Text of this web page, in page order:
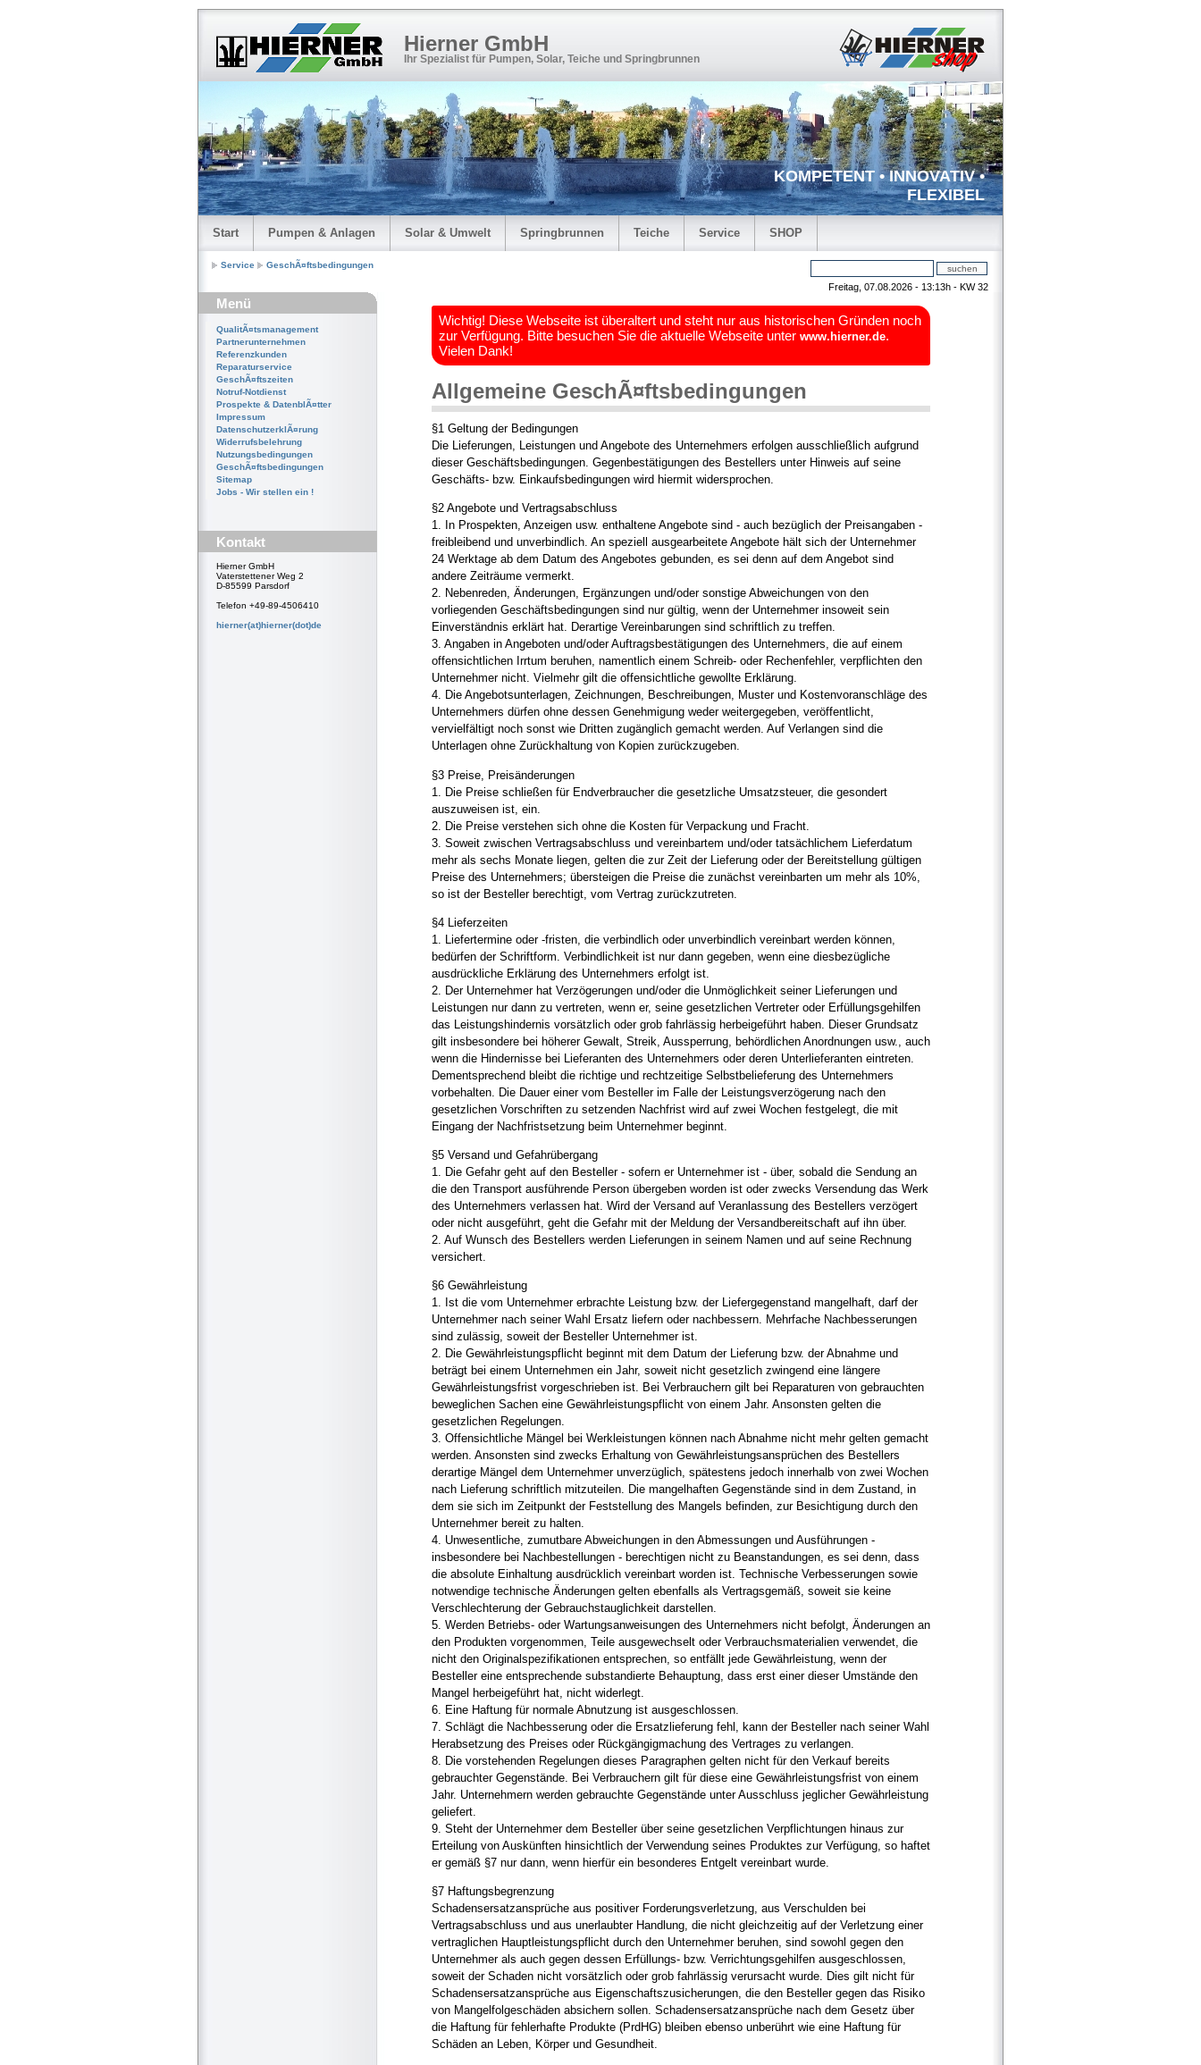
Hierner GmbH
Ihr Spezialist für Pumpen, Solar, Teiche und Springbrunnen
KOMPETENT • INNOVATIV •
FLEXIBEL
Start Pumpen & Anlagen Solar & Umwelt Springbrunnen Teiche Service SHOP
Service GeschÃ¤ftsbedingungen
Freitag, 07.08.2026 - 13:13h - KW 32
Menü
QualitÃ¤tsmanagement
Partnerunternehmen
Referenzkunden
Reparaturservice
GeschÃ¤ftszeiten
Notruf-Notdienst
Prospekte & DatenblÃ¤tter
Impressum
DatenschutzerklÃ¤rung
Widerrufsbelehrung
Nutzungsbedingungen
GeschÃ¤ftsbedingungen
Sitemap
Jobs - Wir stellen ein !
Kontakt
Hierner GmbH
Vaterstettener Weg 2
D-85599 Parsdorf
Telefon +49-89-4506410
hierner(at)hierner(dot)de
Wichtig! Diese Webseite ist überaltert und steht nur aus historischen Gründen noch
zur Verfügung. Bitte besuchen Sie die aktuelle Webseite unter www.hierner.de.
Vielen Dank!
Allgemeine GeschÃ¤ftsbedingungen
§1 Geltung der Bedingungen
Die Lieferungen, Leistungen und Angebote des Unternehmers erfolgen ausschließlich aufgrund
dieser Geschäftsbedingungen. Gegenbestätigungen des Bestellers unter Hinweis auf seine
Geschäfts- bzw. Einkaufsbedingungen wird hiermit widersprochen.
§2 Angebote und Vertragsabschluss
1. In Prospekten, Anzeigen usw. enthaltene Angebote sind - auch bezüglich der Preisangaben -
freibleibend und unverbindlich. An speziell ausgearbeitete Angebote hält sich der Unternehmer
24 Werktage ab dem Datum des Angebotes gebunden, es sei denn auf dem Angebot sind
andere Zeiträume vermerkt.
2. Nebenreden, Änderungen, Ergänzungen und/oder sonstige Abweichungen von den
vorliegenden Geschäftsbedingungen sind nur gültig, wenn der Unternehmer insoweit sein
Einverständnis erklärt hat. Derartige Vereinbarungen sind schriftlich zu treffen.
3. Angaben in Angeboten und/oder Auftragsbestätigungen des Unternehmers, die auf einem
offensichtlichen Irrtum beruhen, namentlich einem Schreib- oder Rechenfehler, verpflichten den
Unternehmer nicht. Vielmehr gilt die offensichtliche gewollte Erklärung.
4. Die Angebotsunterlagen, Zeichnungen, Beschreibungen, Muster und Kostenvoranschläge des
Unternehmers dürfen ohne dessen Genehmigung weder weitergegeben, veröffentlicht,
vervielfältigt noch sonst wie Dritten zugänglich gemacht werden. Auf Verlangen sind die
Unterlagen ohne Zurückhaltung von Kopien zurückzugeben.
§3 Preise, Preisänderungen
1. Die Preise schließen für Endverbraucher die gesetzliche Umsatzsteuer, die gesondert
auszuweisen ist, ein.
2. Die Preise verstehen sich ohne die Kosten für Verpackung und Fracht.
3. Soweit zwischen Vertragsabschluss und vereinbartem und/oder tatsächlichem Lieferdatum
mehr als sechs Monate liegen, gelten die zur Zeit der Lieferung oder der Bereitstellung gültigen
Preise des Unternehmers; übersteigen die Preise die zunächst vereinbarten um mehr als 10%,
so ist der Besteller berechtigt, vom Vertrag zurückzutreten.
§4 Lieferzeiten
1. Liefertermine oder -fristen, die verbindlich oder unverbindlich vereinbart werden können,
bedürfen der Schriftform. Verbindlichkeit ist nur dann gegeben, wenn eine diesbezügliche
ausdrückliche Erklärung des Unternehmers erfolgt ist.
2. Der Unternehmer hat Verzögerungen und/oder die Unmöglichkeit seiner Lieferungen und
Leistungen nur dann zu vertreten, wenn er, seine gesetzlichen Vertreter oder Erfüllungsgehilfen
das Leistungshindernis vorsätzlich oder grob fahrlässig herbeigeführt haben. Dieser Grundsatz
gilt insbesondere bei höherer Gewalt, Streik, Aussperrung, behördlichen Anordnungen usw., auch
wenn die Hindernisse bei Lieferanten des Unternehmers oder deren Unterlieferanten eintreten.
Dementsprechend bleibt die richtige und rechtzeitige Selbstbelieferung des Unternehmers
vorbehalten. Die Dauer einer vom Besteller im Falle der Leistungsverzögerung nach den
gesetzlichen Vorschriften zu setzenden Nachfrist wird auf zwei Wochen festgelegt, die mit
Eingang der Nachfristsetzung beim Unternehmer beginnt.
§5 Versand und Gefahrübergang
1. Die Gefahr geht auf den Besteller - sofern er Unternehmer ist - über, sobald die Sendung an
die den Transport ausführende Person übergeben worden ist oder zwecks Versendung das Werk
des Unternehmers verlassen hat. Wird der Versand auf Veranlassung des Bestellers verzögert
oder nicht ausgeführt, geht die Gefahr mit der Meldung der Versandbereitschaft auf ihn über.
2. Auf Wunsch des Bestellers werden Lieferungen in seinem Namen und auf seine Rechnung
versichert.
§6 Gewährleistung
1. Ist die vom Unternehmer erbrachte Leistung bzw. der Liefergegenstand mangelhaft, darf der
Unternehmer nach seiner Wahl Ersatz liefern oder nachbessern. Mehrfache Nachbesserungen
sind zulässig, soweit der Besteller Unternehmer ist.
2. Die Gewährleistungspflicht beginnt mit dem Datum der Lieferung bzw. der Abnahme und
beträgt bei einem Unternehmen ein Jahr, soweit nicht gesetzlich zwingend eine längere
Gewährleistungsfrist vorgeschrieben ist. Bei Verbrauchern gilt bei Reparaturen von gebrauchten
beweglichen Sachen eine Gewährleistungspflicht von einem Jahr. Ansonsten gelten die
gesetzlichen Regelungen.
3. Offensichtliche Mängel bei Werkleistungen können nach Abnahme nicht mehr gelten gemacht
werden. Ansonsten sind zwecks Erhaltung von Gewährleistungsansprüchen des Bestellers
derartige Mängel dem Unternehmer unverzüglich, spätestens jedoch innerhalb von zwei Wochen
nach Lieferung schriftlich mitzuteilen. Die mangelhaften Gegenstände sind in dem Zustand, in
dem sie sich im Zeitpunkt der Feststellung des Mangels befinden, zur Besichtigung durch den
Unternehmer bereit zu halten.
4. Unwesentliche, zumutbare Abweichungen in den Abmessungen und Ausführungen -
insbesondere bei Nachbestellungen - berechtigen nicht zu Beanstandungen, es sei denn, dass
die absolute Einhaltung ausdrücklich vereinbart worden ist. Technische Verbesserungen sowie
notwendige technische Änderungen gelten ebenfalls als Vertragsgemäß, soweit sie keine
Verschlechterung der Gebrauchstauglichkeit darstellen.
5. Werden Betriebs- oder Wartungsanweisungen des Unternehmers nicht befolgt, Änderungen an
den Produkten vorgenommen, Teile ausgewechselt oder Verbrauchsmaterialien verwendet, die
nicht den Originalspezifikationen entsprechen, so entfällt jede Gewährleistung, wenn der
Besteller eine entsprechende substandierte Behauptung, dass erst einer dieser Umstände den
Mangel herbeigeführt hat, nicht widerlegt.
6. Eine Haftung für normale Abnutzung ist ausgeschlossen.
7. Schlägt die Nachbesserung oder die Ersatzlieferung fehl, kann der Besteller nach seiner Wahl
Herabsetzung des Preises oder Rückgängigmachung des Vertrages zu verlangen.
8. Die vorstehenden Regelungen dieses Paragraphen gelten nicht für den Verkauf bereits
gebrauchter Gegenstände. Bei Verbrauchern gilt für diese eine Gewährleistungsfrist von einem
Jahr. Unternehmern werden gebrauchte Gegenstände unter Ausschluss jeglicher Gewährleistung
geliefert.
9. Steht der Unternehmer dem Besteller über seine gesetzlichen Verpflichtungen hinaus zur
Erteilung von Auskünften hinsichtlich der Verwendung seines Produktes zur Verfügung, so haftet
er gemäß §7 nur dann, wenn hierfür ein besonderes Entgelt vereinbart wurde.
§7 Haftungsbegrenzung
Schadensersatzansprüche aus positiver Forderungsverletzung, aus Verschulden bei
Vertragsabschluss und aus unerlaubter Handlung, die nicht gleichzeitig auf der Verletzung einer
vertraglichen Hauptleistungspflicht durch den Unternehmer beruhen, sind sowohl gegen den
Unternehmer als auch gegen dessen Erfüllungs- bzw. Verrichtungsgehilfen ausgeschlossen,
soweit der Schaden nicht vorsätzlich oder grob fahrlässig verursacht wurde. Dies gilt nicht für
Schadensersatzansprüche aus Eigenschaftszusicherungen, die den Besteller gegen das Risiko
von Mangelfolgeschäden absichern sollen. Schadensersatzansprüche nach dem Gesetz über
die Haftung für fehlerhafte Produkte (PrdHG) bleiben ebenso unberührt wie eine Haftung für
Schäden an Leben, Körper und Gesundheit.